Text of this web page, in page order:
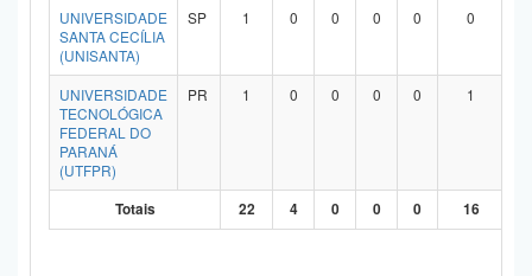
UNIVERSIDADE
SANTA CECÍLIA
(UNISANTA)
SP 1 0 0 0 0 0
UNIVERSIDADE
TECNOLÓGICA
FEDERAL DO
PARANÁ
(UTFPR)
PR 1 0 0 0 0 1
Totais 22 4 0 0 0 16